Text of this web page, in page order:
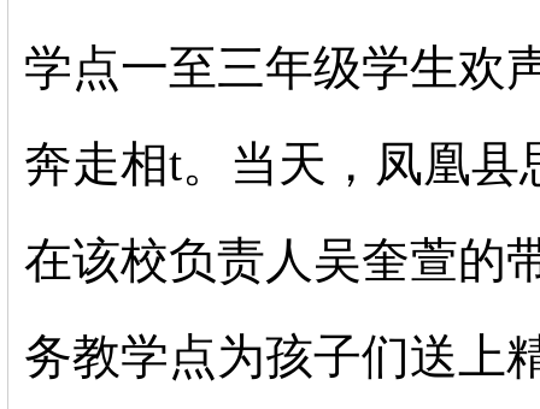
学点一至三年级学生欢
奔走相t。当天，凤凰
在该校负责人吴奎萱的
务教学点为孩子们送上